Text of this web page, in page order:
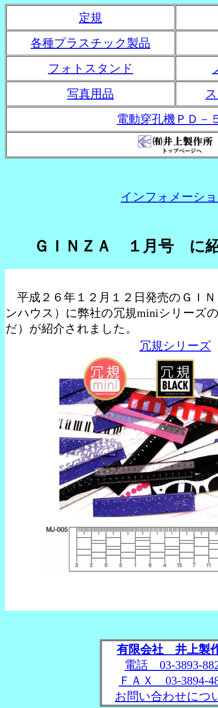
定規
各種プラスチック製品
フォトスタンド
写真用品
電動穿孔機ＰＤ－
インフォメーシ
ＧＩＮＺＡ １月号 に
平成２６年１２月１２日発売のＧＩ
ンハウス）に弊社の冗規miniシリーズ
だ）が紹介されました。
冗規シリーズ
有限会社 井上製
電話 03-3893-
ＦＡＸ 03-3894-
お問い合わせにつ